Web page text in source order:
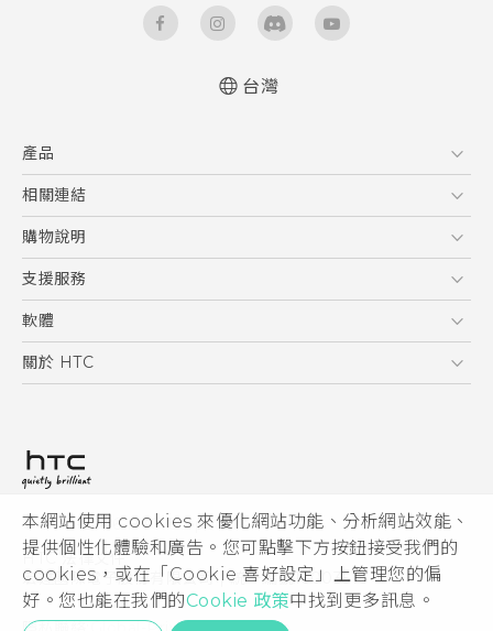
本網站使用 cookies 來優化網站功能、分析網站效能、
提供個性化體驗和廣告。您可點擊下方按鈕接受我們的
cookies，或在「Cookie 喜好設定」上管理您的偏
好。您也能在我們的Cookie 政策中找到更多訊息。
台灣
產品
5G
智慧型手機
配件
相關連結
HTC Research
購物說明
購物須知
訂單管理
付款方式
支援服務
到府收送維修服務
服務中心資訊
客戶服務佈告欄
軟體
應用程式
HTC Sync Manager
關於 HTC
投資人
隱私權政策
產品安全性
Cookie
© 2011-2026 HTC Corporation
HTC 法律文件
宏達國際電子股份有限公司 | 統一編號16003518